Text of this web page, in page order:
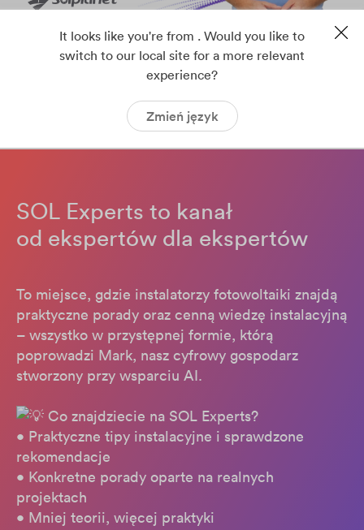
SOL Experts to kanał
od ekspertów dla ekspertów
To miejsce, gdzie instalatorzy fotowoltaiki znajdą
praktyczne porady oraz cenną wiedzę instalacyjną
– wszystko w przystępnej formie, którą
poprowadzi Mark, nasz cyfrowy gospodarz
stworzony przy wsparciu AI.
Co znajdziecie na SOL Experts?
• Praktyczne tipy instalacyjne i sprawdzone
rekomendacje
• Konkretne porady oparte na realnych
projektach
• Mniej teorii, więcej praktyki
It looks like you're from . Would you like to
switch to our local site for a more relevant
experience?
Zmień język